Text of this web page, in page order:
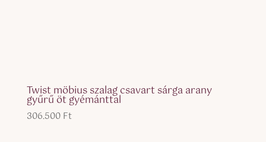
Twist möbius szalag csavart sárga arany
gyűrű öt gyémánttal
306.500 Ft